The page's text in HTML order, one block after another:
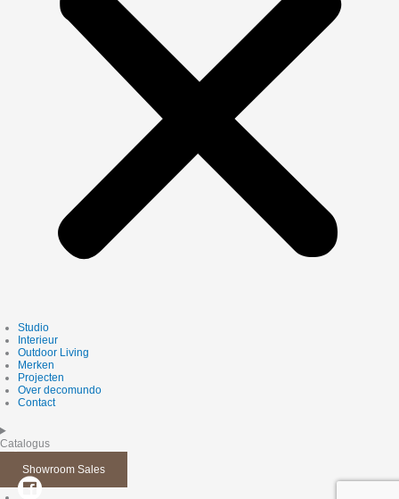
Studio
Interieur
Outdoor Living
Merken
Projecten
Over decomundo
Contact
Catalogus
Showroom Sales